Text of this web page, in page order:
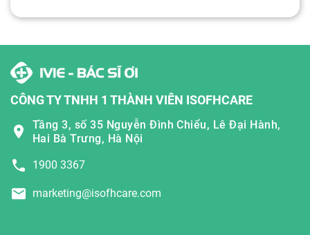
CÔNG TY TNHH 1 THÀNH VIÊN ISOFHCARE
Tầng 3, số 35 Nguyễn Đình Chiểu, Lê Đại Hành,
Hai Bà Trưng, Hà Nội
1900 3367
marketing@isofhcare.com